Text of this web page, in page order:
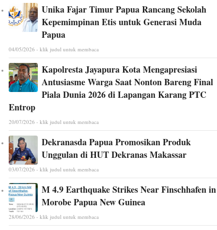
Unika Fajar Timur Papua Rancang Sekolah
Kepemimpinan Etis untuk Generasi Muda
Papua
04/05/2026 - klik judul untuk membaca
Kapolresta Jayapura Kota Mengapresiasi
Antusiasme Warga Saat Nonton Bareng Final
Piala Dunia 2026 di Lapangan Karang PTC
Entrop
20/07/2026 - klik judul untuk membaca
Dekranasda Papua Promosikan Produk
Unggulan di HUT Dekranas Makassar
03/07/2026 - klik judul untuk membaca
M 4.9 Earthquake Strikes Near Finschhafen in
Morobe Papua New Guinea
28/06/2026 - klik judul untuk membaca